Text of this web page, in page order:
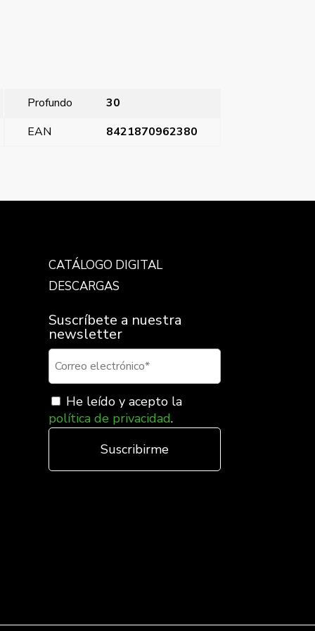
Profundo
30
EAN 8421870962380
CATÁLOGO DIGITAL
DESCARGAS
Suscríbete a nuestra
newsletter
He leído y acepto la
política de privacidad.